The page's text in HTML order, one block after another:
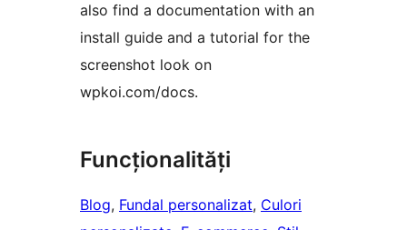
also find a documentation with an
install guide and a tutorial for the
screenshot look on
wpkoi.com/docs.
Funcționalități
Blog, Fundal personalizat, Culori